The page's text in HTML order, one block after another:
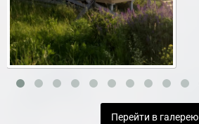
Перейти в галерею